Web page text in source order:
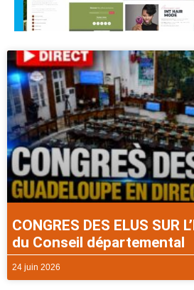
CONGRES DES ELUS SUR
du Conseil départemental
24 juin 2026